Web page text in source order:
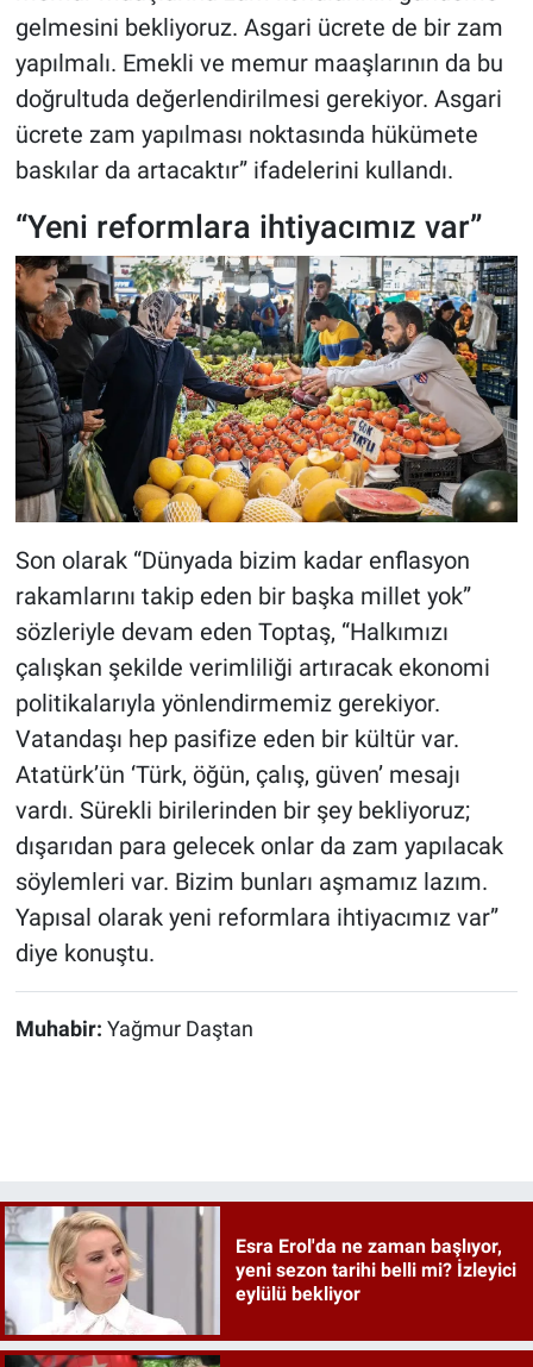
gelmesini bekliyoruz. Asgari ücrete de bir zam
yapılmalı. Emekli ve memur maaşlarının da bu
doğrultuda değerlendirilmesi gerekiyor. Asgari
ücrete zam yapılması noktasında hükümete
baskılar da artacaktır” ifadelerini kullandı.
“Yeni reformlara ihtiyacımız var”
Son olarak “Dünyada bizim kadar enflasyon
rakamlarını takip eden bir başka millet yok”
sözleriyle devam eden Toptaş, “Halkımızı
çalışkan şekilde verimliliği artıracak ekonomi
politikalarıyla yönlendirmemiz gerekiyor.
Vatandaşı hep pasifize eden bir kültür var.
Atatürk’ün ‘Türk, öğün, çalış, güven’ mesajı
vardı. Sürekli birilerinden bir şey bekliyoruz;
dışarıdan para gelecek onlar da zam yapılacak
söylemleri var. Bizim bunları aşmamız lazım.
Yapısal olarak yeni reformlara ihtiyacımız var”
diye konuştu.
Muhabir: Yağmur Daştan
Esra Erol'da ne zaman başlıyor,
yeni sezon tarihi belli mi? İzleyici
eylülü bekliyor